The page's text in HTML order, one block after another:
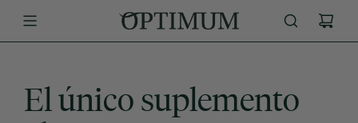
El único suplemento